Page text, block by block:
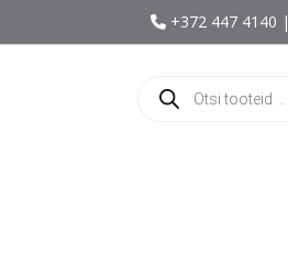
+372 447 4140 |
search